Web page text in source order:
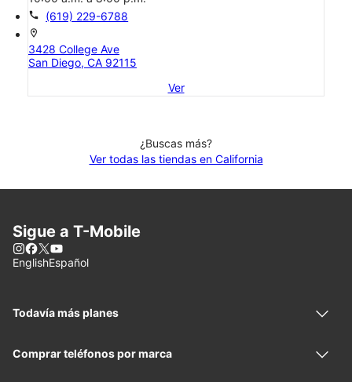
call (619) 229-6788
location_on
3428 College Ave
San Diego, CA 92115
Ver
¿Buscas más?
Ver todas las tiendas en California